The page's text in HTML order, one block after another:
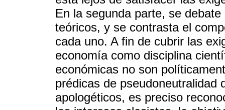
En la segunda parte, se
teóricos, y se contrasta el
cada uno. A fin de cubrir las
economía como disciplina
económicas no son
prédicas de pseudoneutralidad
apologéticos, es preciso